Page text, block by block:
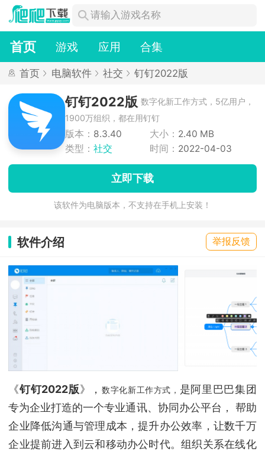
首页 游戏 应用 合集
首页 电脑软件 社交 钉钉2022版
钉钉2022版 数字化新工作方式，5亿用户，
1900万组织，都在用钉钉
版本： 8.3.40 大小： 2.40 MB
类型： 社交 时间： 2022-04-03
立即下载
该软件为电脑版本，不支持在手机上安装！
软件介绍 举报反馈
《钉钉2022版》， 数字化新工作方式， 是阿里巴巴集团
专为企业打造的一个专业通讯、协同办公平台， 帮助
企业降低沟通与管理成本，提升办公效率，让数千万
企业提前进入到云和移动办公时代。组织关系在线化